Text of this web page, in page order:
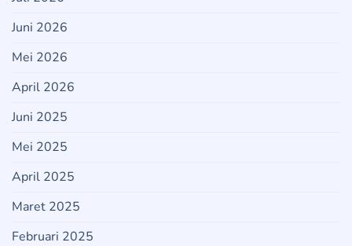
Juni 2026
Mei 2026
April 2026
Juni 2025
Mei 2025
April 2025
Maret 2025
Februari 2025